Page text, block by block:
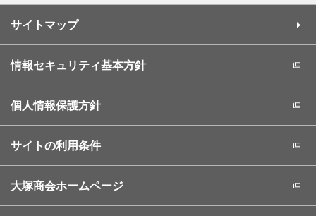
サイトマップ
情報セキュリティ基本方針
個人情報保護方針
サイトの利用条件
大塚商会ホームページ